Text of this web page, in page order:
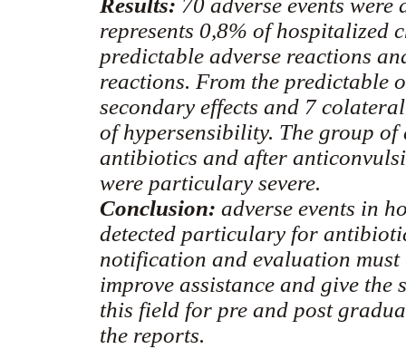
Results: 70 adverse events
represents 0,8% of
predictable adverse reactions
reactions. From the predictable
secondary effects and 7
of hypersensibility. The group
antibiotics and after
were particulary severe.
Conclusion: adverse events in
detected particulary for
notification and evaluation
improve assistance and give
this field for pre and post
the reports.